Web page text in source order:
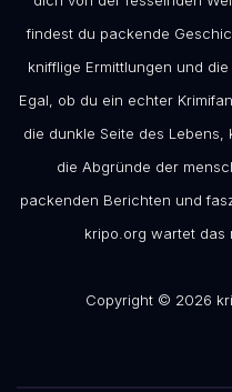
findest du packende
knifflige Ermittlungen und
Egal, ob du ein echter
die dunkle Seite des
die Abgründe der
packenden Berichten und
kripo.org wartet das
Copyright © 2026